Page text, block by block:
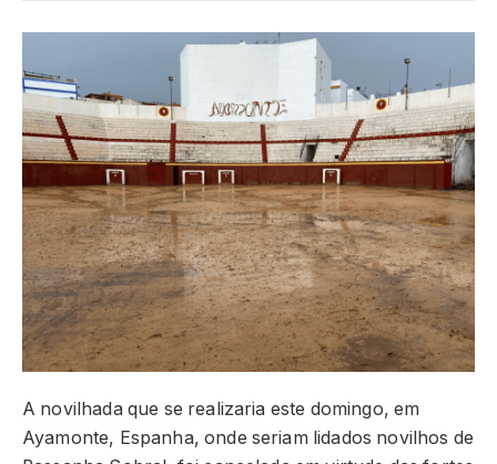
A novilhada que se realizaria este domingo, em
Ayamonte, Espanha, onde seriam lidados novilhos de